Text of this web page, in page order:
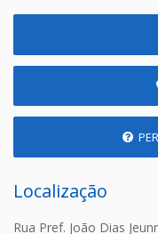
Localização
Rua Pref. João Dias